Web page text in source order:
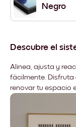
Negro
Descubre el
Alinea, ajusta y
fácilmente. Disfruta
renovar tu espacio